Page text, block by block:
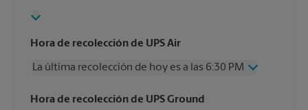
Hora de recolección de UPS Air
La última recolección de hoy es a las 6:30 PM
Miércoles
6:30 PM
Hora de recolección de UPS Ground